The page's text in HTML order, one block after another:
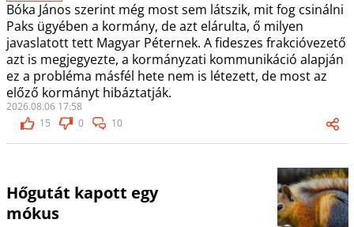
Bóka János szerint még most sem látszik, mit fog csinálni
Paks ügyében a kormány, de azt elárulta, ő milyen
javaslatott tett Magyar Péternek. A fideszes frakcióvezető
azt is megjegyezte, a kormányzati kommunikáció alapján
ez a probléma másfél hete nem is létezett, de most az
előző kormányt hibáztatják.
2026.08.06 17:58
15
0 10
Hőgutát kapott egy
mókus